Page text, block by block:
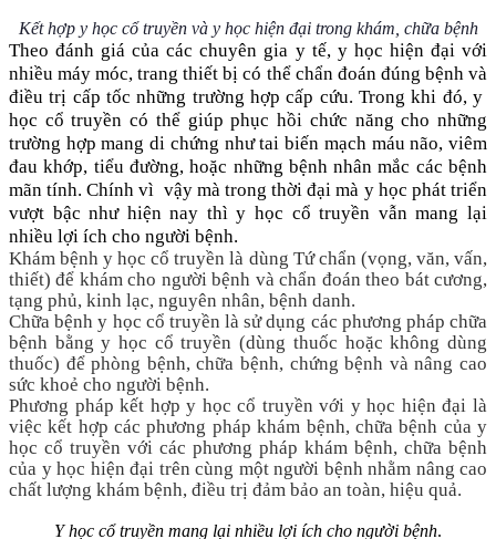
Kết hợp y học cổ truyền và y học hiện đại trong khám, chữa bệnh
Theo đánh giá của các chuyên gia y tế, y học hiện đại với
nhiều máy móc, trang thiết bị có thể chẩn đoán đúng bệnh và
điều trị cấp tốc những trường hợp cấp cứu. Trong khi đó, y
học cổ truyền có thể giúp phục hồi chức năng cho những
trường hợp mang di chứng như tai biến mạch máu não, viêm
đau khớp, tiểu đường, hoặc những bệnh nhân mắc các bệnh
mãn tính. Chính vì vậy mà trong thời đại mà y học phát triển
vượt bậc như hiện nay thì y học cổ truyền vẫn mang lại
nhiều lợi ích cho người bệnh.
Khám bệnh y học cổ truyền là dùng Tứ chẩn (vọng, văn, vấn,
thiết) để khám cho người bệnh và chẩn đoán theo bát cương,
tạng phủ, kinh lạc, nguyên nhân, bệnh danh.
Chữa bệnh y học cổ truyền là sử dụng các phương pháp chữa
bệnh bằng y học cổ truyền (dùng thuốc hoặc không dùng
thuốc) để phòng bệnh, chữa bệnh, chứng bệnh và nâng cao
sức khoẻ cho người bệnh.
Phương pháp kết hợp y học cổ truyền với y học hiện đại là
việc kết hợp các phương pháp khám bệnh, chữa bệnh của y
học cổ truyền với các phương pháp khám bệnh, chữa bệnh
của y học hiện đại trên cùng một người bệnh nhằm nâng cao
chất lượng khám bệnh, điều trị đảm bảo an toàn, hiệu quả.
Y học cổ truyền mang lại nhiều lợi ích cho người bệnh.